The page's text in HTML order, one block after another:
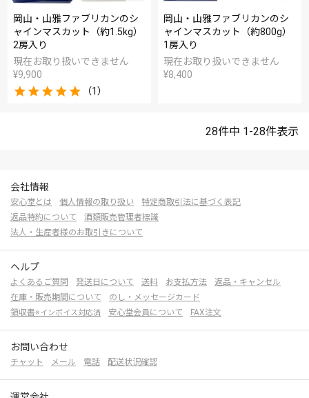
岡山・山雅ファブリカンのシ
ャインマスカット（約1.5kg）
2房入り
現在お取り扱いできません
¥9,900
（1）
岡山・山雅ファブリカンのシ
ャインマスカット（約800g）
1房入り
現在お取り扱いできません
¥8,400
28件中 1-28件表示
会社情報
安心堂とは 個人情報の取り扱い
特定商取引法に基づく表記
返品特約について
酒類販売管理者標識
法人・生産者様のお取引きについて
ヘルプ
よくあるご質問 発送日について 送料 お支払方法
返品・キャンセル
在庫・販売期間について
のし・メッセージカード
領収書※インボイス対応済 安心堂会員について FAX注文
お問い合わせ
チャット メール 電話 配送状況確認